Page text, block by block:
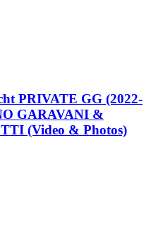
PRIVATE GG (2022-
GARAVANI &
(Video & Photos)